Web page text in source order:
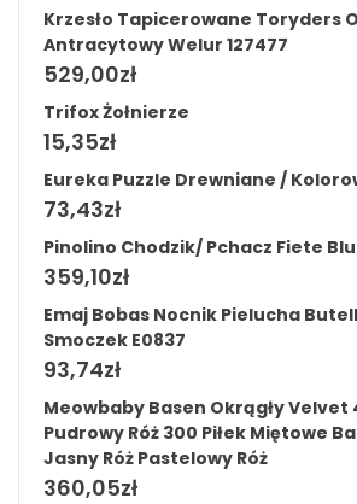
Krzesło Tapicerowane Toryders
Antracytowy Welur 127477
529,00zł
Trifox Żołnierze
15,35zł
Eureka Puzzle Drewniane /
73,43zł
Pinolino Chodzik/ Pchacz Fiete
359,10zł
Emaj Bobas Nocnik Pielucha
Smoczek E0837
93,74zł
Meowbaby Basen Okrągły Velvet
Pudrowy Róż 300 Piłek Miętowe
Jasny Róż Pastelowy Róż
360,05zł